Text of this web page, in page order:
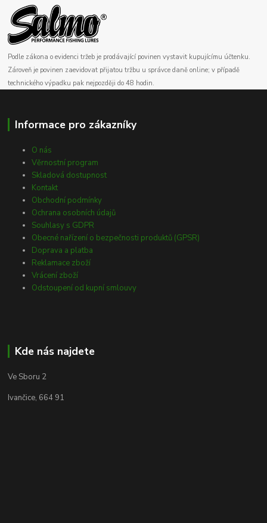
Podle zákona o evidenci tržeb je prodávající povinen vystavit kupujícímu účtenku.
Zároveň je povinen zaevidovat přijatou tržbu u správce daně online; v případě
technického výpadku pak nejpozději do 48 hodin.
Informace pro zákazníky
O nás
Věrnostní program
Skladová dostupnost
Kontakt
Obchodní podmínky
Ochrana osobních údajů
Souhlasy s GDPR
Obecné nařízení o bezpečnosti produktů (GPSR)
Doprava a platba
Reklamace zboží
Vrácení zboží
Odstoupení od kupní smlouvy
Kde nás najdete
Ve Sboru 2
Ivančice, 664 91